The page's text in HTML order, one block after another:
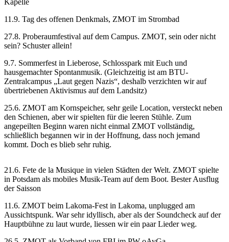
11.9. Tag des offenen Denkmals, ZMOT im Strombad
27.8. Proberaumfestival auf dem Campus. ZMOT, sein oder nicht
sein? Schuster allein!
9.7. Sommerfest in Lieberose, Schlosspark mit Euch und
hausgemachter Spontanmusik. (Gleichzeitig ist am BTU-
Zentralcampus „Laut gegen Nazis“, deshalb verzichten wir auf
übertriebenen Aktivismus auf dem Landsitz)
25.6. ZMOT am Kornspeicher, sehr geile Location, versteckt neben
den Schienen, aber wir spielten für die leeren Stühle. Zum
angepeilten Beginn waren nicht einmal ZMOT vollständig,
schließlich begannen wir in der Hoffnung, dass noch jemand
kommt. Doch es blieb sehr ruhig.
21.6. Fete de la Musique in vielen Städten der Welt. ZMOT spielte
in Potsdam als mobiles Musik-Team auf dem Boot. Bester Ausflug
der Saisson
11.6. ZMOT beim Lakoma-Fest in Lakoma, unplugged am
Aussichtspunk. War sehr idyllisch, aber als der Soundcheck auf der
Hauptbühne zu laut wurde, liessen wir ein paar Lieder weg.